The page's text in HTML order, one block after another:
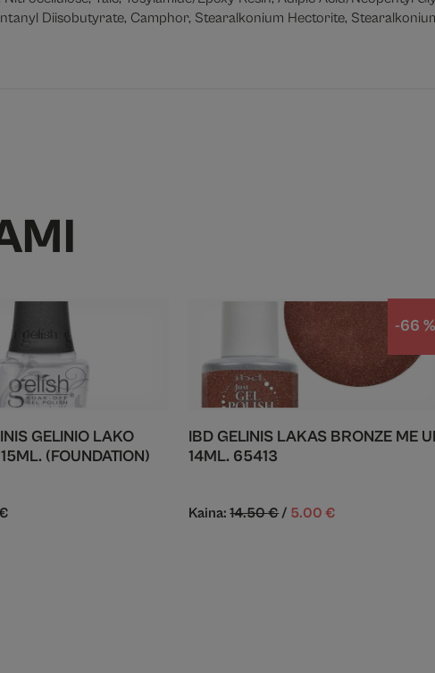
Diisobutyrate, Camphor, Stearalkonium Hectorite,
GELINIO LAKO
(FOUNDATION)
-66 %
IBD GELINIS LAKAS BRONZE ME
14ML. 65413
Kaina:14.50€/ 5.00€